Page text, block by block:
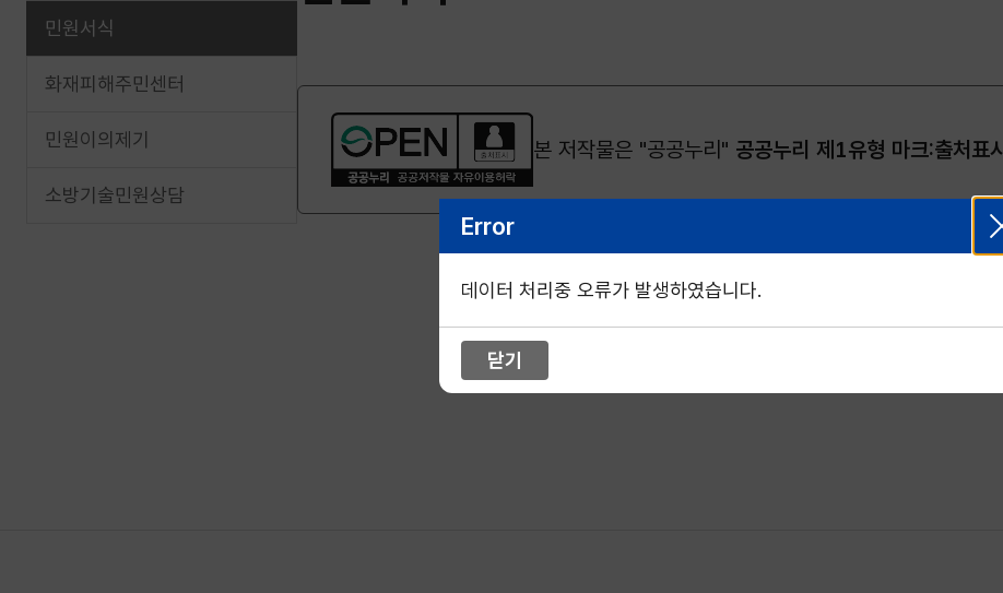
민원서식
화재피해주민센터
민원이의제기
소방기술민원상담
본 저작물은 "공공누리" 공공누리 제1유형 마크:출처표시
Error
데이터 처리중 오류가 발생하였습니다.
닫기